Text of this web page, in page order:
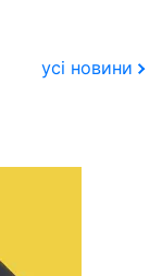
усі новини